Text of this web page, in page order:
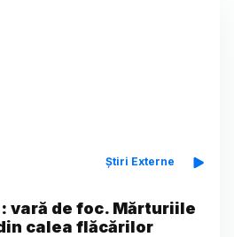
Știri Externe
vară de foc. Mărturiile
calea flăcărilor